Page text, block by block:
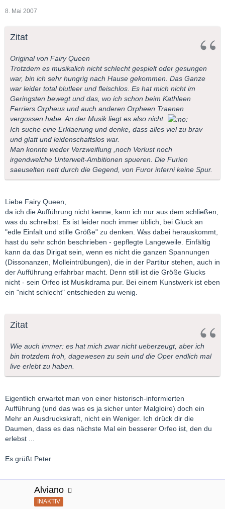
8. Mai 2007
Zitat
Original von Fairy Queen
Trotzdem es musikalich nicht schlecht gespielt oder gesungen
war, bin ich sehr hungrig nach Hause gekommen. Das Ganze
war leider total blutleer und fleischlos. Es hat mich nicht im
Geringsten bewegt und das, wo ich schon beim Kathleen
Ferriers Orpheus und auch anderen Orpheen Traenen
vergossen habe. An der Musik liegt es also nicht.
Ich suche eine Erklaerung und denke, dass alles viel zu brav
und glatt und leidenschaftslos war.
Man konnte weder Verzweiflung ,noch Verlust noch
irgendwelche Unterwelt-Ambitionen spueren. Die Furien
saeuselten nett durch die Gegend, von Furor inferni keine Spur.
Liebe Fairy Queen,
da ich die Aufführung nicht kenne, kann ich nur aus dem schließen,
was du schreibst. Es ist leider noch immer üblich, bei Gluck an
"edle Einfalt und stille Größe" zu denken. Was dabei herauskommt,
hast du sehr schön beschrieben - gepflegte Langeweile. Einfältig
kann da das Dirigat sein, wenn es nicht die ganzen Spannungen
(Dissonanzen, Molleintrübungen), die in der Partitur stehen, auch in
der Aufführung erfahrbar macht. Denn still ist die Größe Glucks
nicht - sein Orfeo ist Musikdrama pur. Bei einem Kunstwerk ist eben
ein "nicht schlecht" entschieden zu wenig.
Zitat
Wie auch immer: es hat mich zwar nicht ueberzeugt, aber ich
bin trotzdem froh, dagewesen zu sein und die Oper endlich mal
live erlebt zu haben.
Eigentlich erwartet man von einer historisch-informierten
Aufführung (und das was es ja sicher unter Malgloire) doch ein
Mehr an Ausdruckskraft, nicht ein Weniger. Ich drück dir die
Daumen, dass es das nächste Mal ein besserer Orfeo ist, den du
erlebst ...
Es grüßt Peter
Alviano
INAKTIV